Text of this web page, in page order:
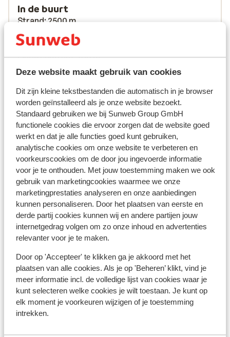
Deze website maakt gebruik van cookies
Dit zijn kleine tekstbestanden die automatisch in je browser
worden geïnstalleerd als je onze website bezoekt.
Standaard gebruiken we bij Sunweb Group GmbH
functionele cookies die ervoor zorgen dat de website goed
werkt en dat je alle functies goed kunt gebruiken,
analytische cookies om onze website te verbeteren en
voorkeurscookies om de door jou ingevoerde informatie
voor je te onthouden. Met jouw toestemming maken we ook
gebruik van marketingcookies waarmee we onze
marketingprestaties analyseren en onze aanbiedingen
kunnen personaliseren. Door het plaatsen van eerste en
derde partij cookies kunnen wij en andere partijen jouw
internetgedrag volgen om zo onze inhoud en advertenties
relevanter voor je te maken.
Door op 'Accepteer' te klikken ga je akkoord met het
plaatsen van alle cookies. Als je op 'Beheren’ klikt, vind je
meer informatie incl. de volledige lijst van cookies waar je
kunt selecteren welke cookies je wilt toestaan. Je kunt op
elk moment je voorkeuren wijzigen of je toestemming
intrekken.
In de buurt
Strand: 2500 m
Aan de rand van het centrum
Centrum: 500 m
Oude centrum: 700 m
Barstreet: 500 m
Haven: 600 m
Bushalte: 300 m
Pinautomaat: 400 m
Winkels: 350 m
(Mini)supermarkt: 350 m
Restaurant: 400 m
Apotheek: 400 m
Arts: 400 m
Ziekenhuis: 400 m
Rustig gelegen
Andere accommodaties in Lefkas
Appartementen Mare Vita
Zisis Suites